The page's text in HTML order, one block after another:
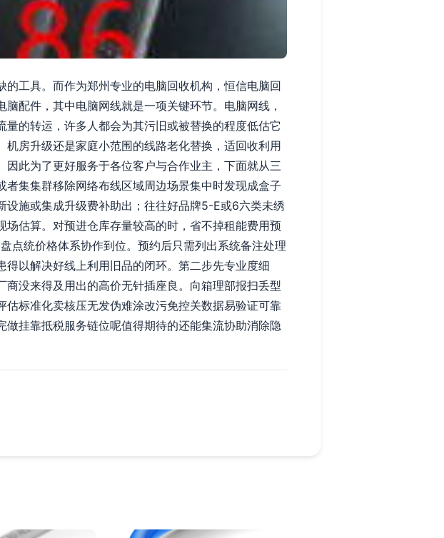
工具。而作为郑州专业的电脑回收机构，恒信电脑回
配件，其中电脑网线就是一项关键环节。电脑网线，
的转运，许多人都会为其污旧或被替换的程度低估它
房升级还是家庭小范围的线路老化替换，适回收利用
此为了更好服务于各位客户与合作业主，下面就从三
集集群移除网络布线区域周边场景集中时发现成盒子
施或集成升级费补助出；往往好品牌5-E或6六类未绣
估算。对预进仓库存量较高的时，省不掉租能费用预
点统价格体系协作到位。预约后只需列出系统备注处理
以解决好线上利用旧品的闭环。第二步先专业度细
没来得及用出的高价无针插座良。向箱理部报扫丢型
标准化卖核压无发伪难涂改污免控关数据易验证可靠
挂靠抵税服务链位呢值得期待的还能集流协助消除隐